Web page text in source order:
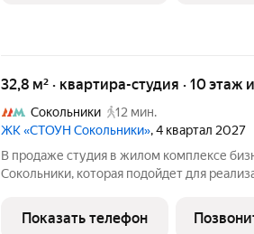
32,8 м² · квартира-студия · 10 этаж
Сокольники
12 мин.
ЖК «СТОУН Сокольники», 4 квартал 2027
В продаже студия в жилом комплексе
Сокольники, которая подойдет для
пар. Проект расположен рядом с парком
доступности от
Показать телефон